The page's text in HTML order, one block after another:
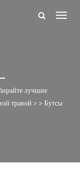
лучшие
травой > > Бутсы